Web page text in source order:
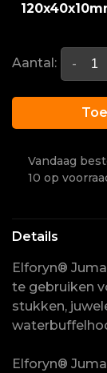
Aantal: -
Vandaag
10 op
Details
Elforyn®
te gebruiken
stukken,
Elforyn®